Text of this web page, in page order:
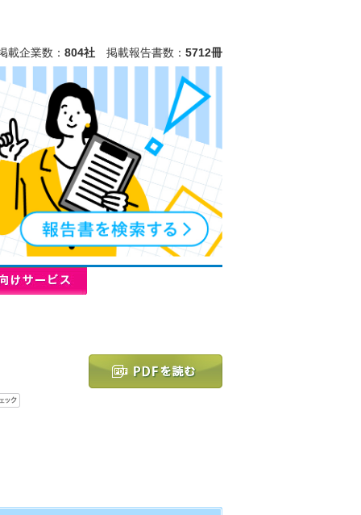
載企業数： 804社 掲載報告書数： 5712冊